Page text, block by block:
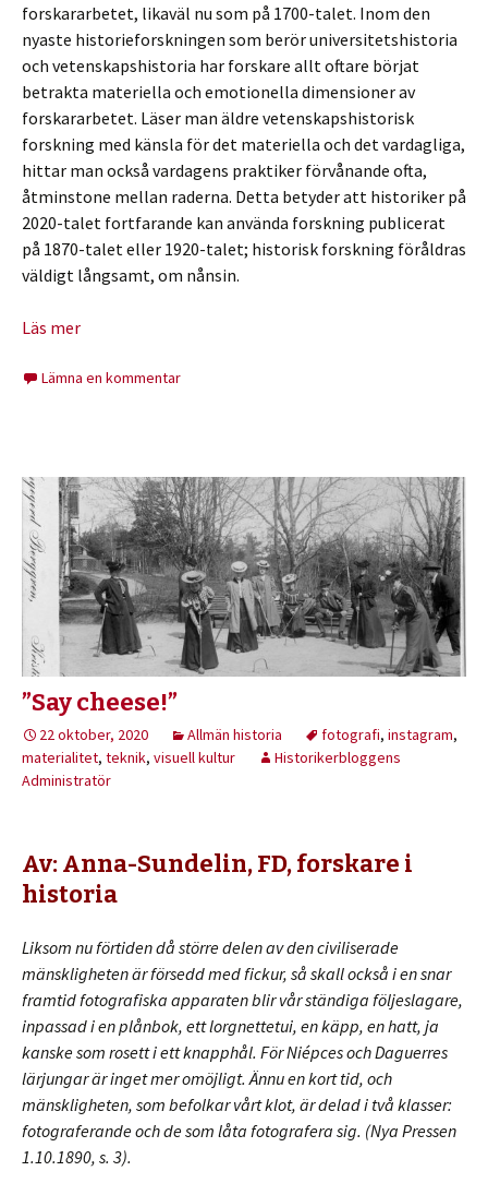
forskararbetet, likaväl nu som på 1700-talet. Inom den
nyaste historieforskningen som berör universitetshistoria
och vetenskapshistoria har forskare allt oftare börjat
betrakta materiella och emotionella dimensioner av
forskararbetet. Läser man äldre vetenskapshistorisk
forskning med känsla för det materiella och det vardagliga,
hittar man också vardagens praktiker förvånande ofta,
åtminstone mellan raderna. Detta betyder att historiker på
2020-talet fortfarande kan använda forskning publicerat
på 1870-talet eller 1920-talet; historisk forskning föråldras
väldigt långsamt, om nånsin.
Läs mer
Lämna en kommentar
”Say cheese!”
22 oktober, 2020 Allmän historia fotografi, instagram,
materialitet, teknik, visuell kultur
Historikerbloggens
Administratör
Av: Anna-Sundelin, FD, forskare i
historia
Liksom nu förtiden då större delen av den civiliserade
mänskligheten är försedd med fickur, så skall också i en snar
framtid fotografiska apparaten blir vår ständiga följeslagare,
inpassad i en plånbok, ett lorgnettetui, en käpp, en hatt, ja
kanske som rosett i ett knapphål. För Niépces och Daguerres
lärjungar är inget mer omöjligt. Ännu en kort tid, och
mänskligheten, som befolkar vårt klot, är delad i två klasser:
fotograferande och de som låta fotografera sig. (Nya Pressen
1.10.1890, s. 3).